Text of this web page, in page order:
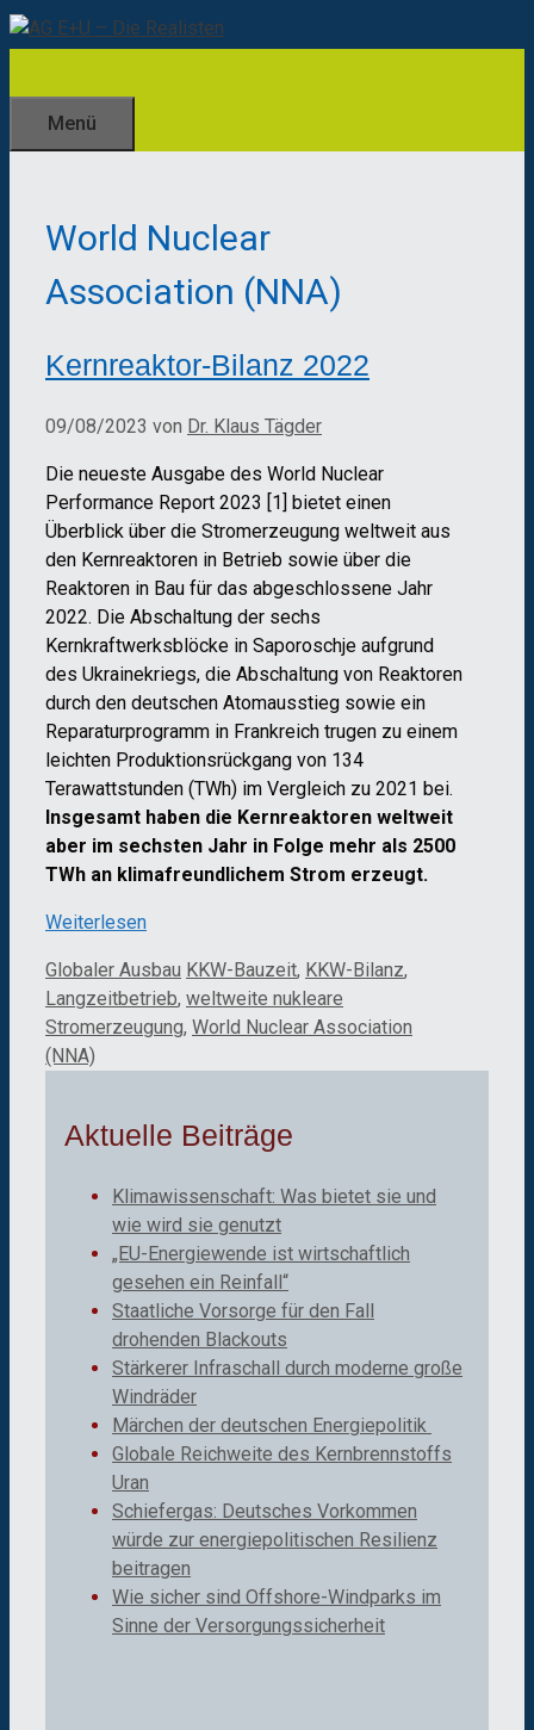
Zum
Inhalt
Menü
World Nuclear
Association (NNA)
Kernreaktor-Bilanz 2022
09/08/2023 von Dr. Klaus Tägder
Die neueste Ausgabe des World Nuclear
Performance Report 2023 [1] bietet einen
Überblick über die Stromerzeugung weltweit aus
den Kernreaktoren in Betrieb sowie über die
Reaktoren in Bau für das abgeschlossene Jahr
2022. Die Abschaltung der sechs
Kernkraftwerksblöcke in Saporoschje aufgrund
des Ukrainekriegs, die Abschaltung von Reaktoren
durch den deutschen Atomausstieg sowie ein
Reparaturprogramm in Frankreich trugen zu einem
leichten Produktionsrückgang von 134
Terawattstunden (TWh) im Vergleich zu 2021 bei.
Insgesamt haben die Kernreaktoren weltweit
aber im sechsten Jahr in Folge mehr als 2500
TWh an klimafreundlichem Strom erzeugt.
Weiterlesen
Kategorien
Globaler Ausbau Schlagwörter
KKW-Bauzeit, KKW-Bilanz,
Langzeitbetrieb, weltweite nukleare
Stromerzeugung, World Nuclear Association
(NNA)
Aktuelle Beiträge
Klimawissenschaft: Was bietet sie und
wie wird sie genutzt
„EU-Energiewende ist wirtschaftlich
gesehen ein Reinfall“
Staatliche Vorsorge für den Fall
drohenden Blackouts
Stärkerer Infraschall durch moderne große
Windräder
Märchen der deutschen Energiepolitik
Globale Reichweite des Kernbrennstoffs
Uran
Schiefergas: Deutsches Vorkommen
würde zur energiepolitischen Resilienz
beitragen
Wie sicher sind Offshore-Windparks im
Sinne der Versorgungssicherheit